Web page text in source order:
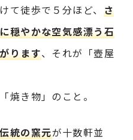
て徒歩で５分ほど、 さ
穏やかな空気感漂う石
ります、それが「壺屋
焼き物」のこと。
統の窯元が十数軒並